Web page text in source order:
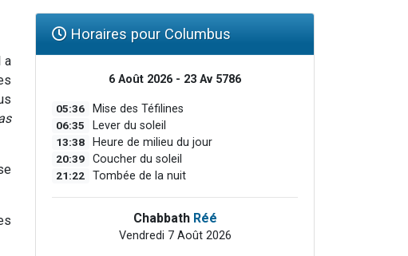
a
Horaires pour Columbus
6 Août 2026 - 23 Av 5786
05:36 Mise des Téfilines
06:35 Lever du soleil
13:38 Heure de milieu du jour
20:39 Coucher du soleil
21:22 Tombée de la nuit
Chabbath Réé
Vendredi 7 Août 2026